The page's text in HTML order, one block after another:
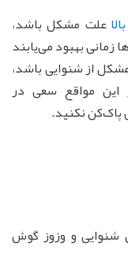
علت مشکل باشد،
بهبود می‌یابند
از شنوایی باشد،
این مواقع سعی در
نکنید.
شنوایی و وزوز گوش